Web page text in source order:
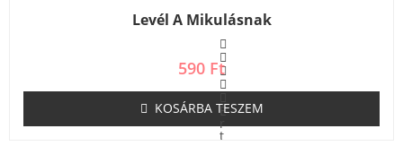
s
:
/
5
Levél A Mikulásnak
É
r
t
590 Ft
KOSÁRBA TESZEM